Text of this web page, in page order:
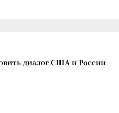
диалог США и России